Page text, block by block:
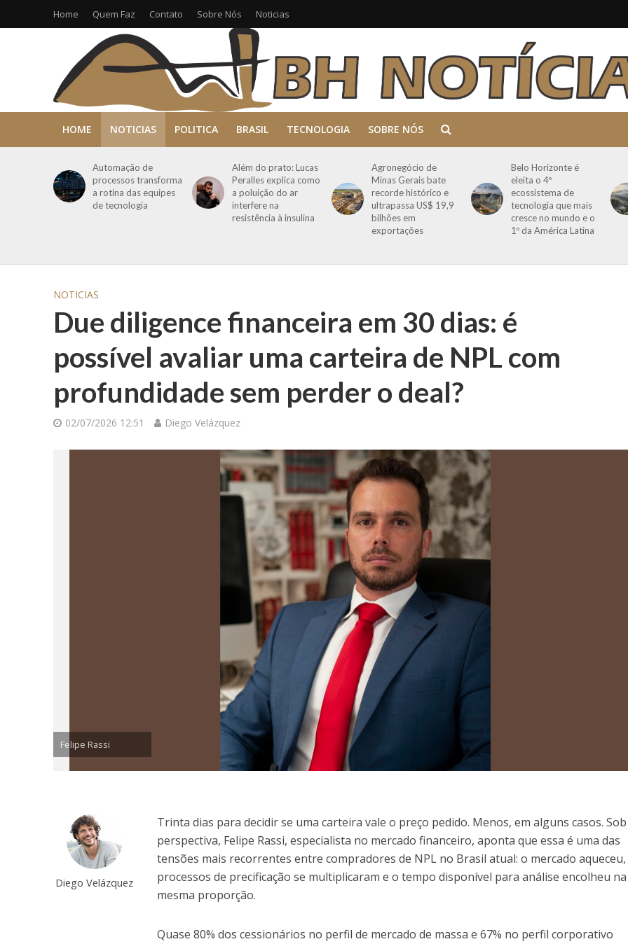
Home Quem Faz Contato Sobre Nós Noticias
HOME NOTICIAS POLITICA BRASIL TECNOLOGIA SOBRE NÓS
Automação de
processos transforma
a rotina das equipes
de tecnologia
Além do prato: Lucas
Peralles explica como
a poluição do ar
interfere na
resistência à insulina
Agronegócio de
Minas Gerais bate
recorde histórico e
ultrapassa US$ 19,9
bilhões em
exportações
Belo Horizonte é
eleita o 4º
ecossistema de
tecnologia que mais
cresce no mundo e o
1º da América Latina
NOTICIAS
Due diligence financeira em 30 dias: é
possível avaliar uma carteira de NPL com
profundidade sem perder o deal?
02/07/2026 12:51 Diego Velázquez
Felipe Rassi
Diego Velázquez
Trinta dias para decidir se uma carteira vale o preço pedido. Menos, em alguns casos. Sob
perspectiva, Felipe Rassi, especialista no mercado financeiro, aponta que essa é uma das
tensões mais recorrentes entre compradores de NPL no Brasil atual: o mercado aqueceu,
processos de precificação se multiplicaram e o tempo disponível para análise encolheu na
mesma proporção.
Quase 80% dos cessionários no perfil de mercado de massa e 67% no perfil corporativo